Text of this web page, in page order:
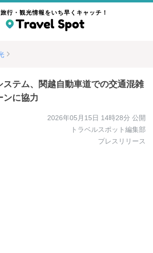
行・観光情報をいち早くキャッチ！
ステム、関越自動車道での交通混雑
ンに協力
2026年05月15日 14時28分 公開
トラベルスポット編集部
プレスリリース